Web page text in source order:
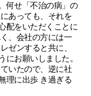
何せ「不治の病」の
あっても、それを
配をいただくことに
、会社の方には一
ゼンすると共に、
お願いしました。
いたので、逆に社
理に出歩 き過ぎる